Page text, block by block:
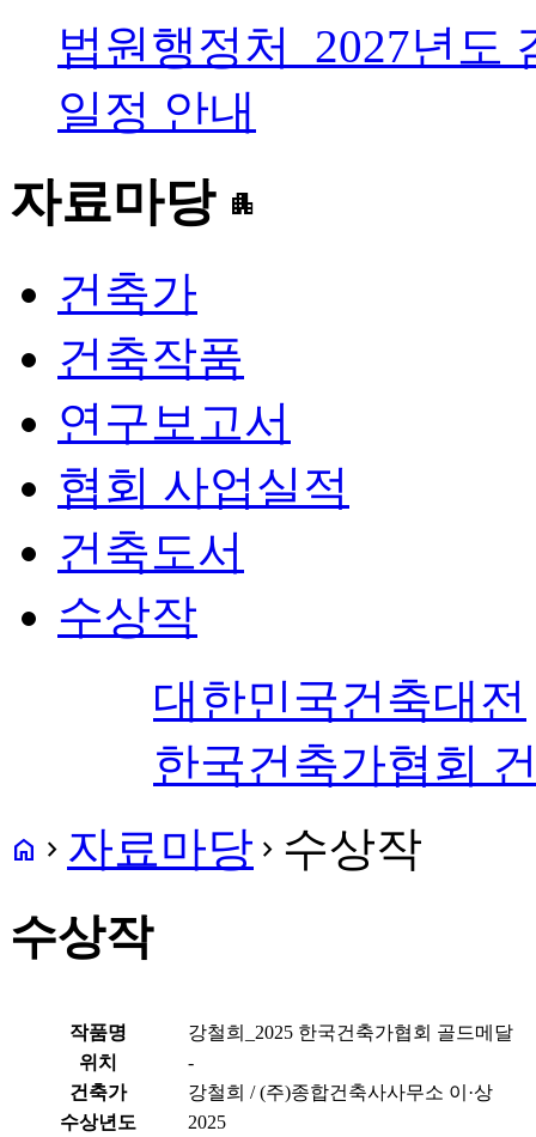
법원행정처_2027년도
일정 안내
자료마당 apartment
건축가
건축작품
연구보고서
협회 사업실적
건축도서
수상작
대한민국건축대전
한국건축가협회
home navigate_next 자료마당 navigate_next 수상작
수상작
작품명
강철희_2025 한국건축가협회 골드메달
위치
-
건축가
강철희 / (주)종합건축사사무소 이·상
수상년도
2025